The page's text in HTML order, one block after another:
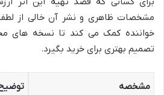
مشخصات ظاهری و نشر آن خالی از
خواننده کمک می کند تا نسخه های
تصمیم بهتری برای خرید بگیرد.
مشخصه